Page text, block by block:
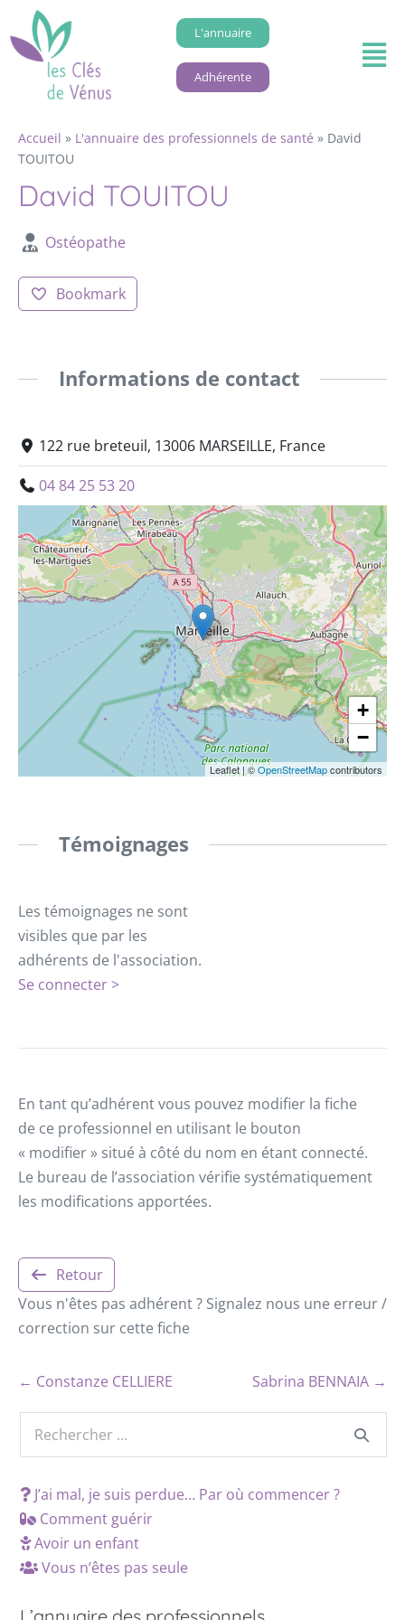
L'annuaire
Adhérente
Accueil » L'annuaire des professionnels de santé » David
TOUITOU
David TOUITOU
Ostéopathe
Bookmark
Informations de contact
122 rue breteuil, 13006 MARSEILLE, France
04 84 25 53 20
+
−
Leaflet|©OpenStreetMapcontributors
Témoignages
Les témoignages ne sont
visibles que par les
adhérents de l'association.
Se connecter >
En tant qu’adhérent vous pouvez modifier la fiche
de ce professionnel en utilisant le bouton
« modifier » situé à côté du nom en étant connecté.
Le bureau de l’association vérifie systématiquement
les modifications apportées.
Retour
Vous n'êtes pas adhérent ? Signalez nous une erreur /
correction sur cette fiche
← Constanze CELLIERE Sabrina BENNAIA →
J’ai mal, je suis perdue… Par où commencer ?
Comment guérir
Avoir un enfant
Vous n’êtes pas seule